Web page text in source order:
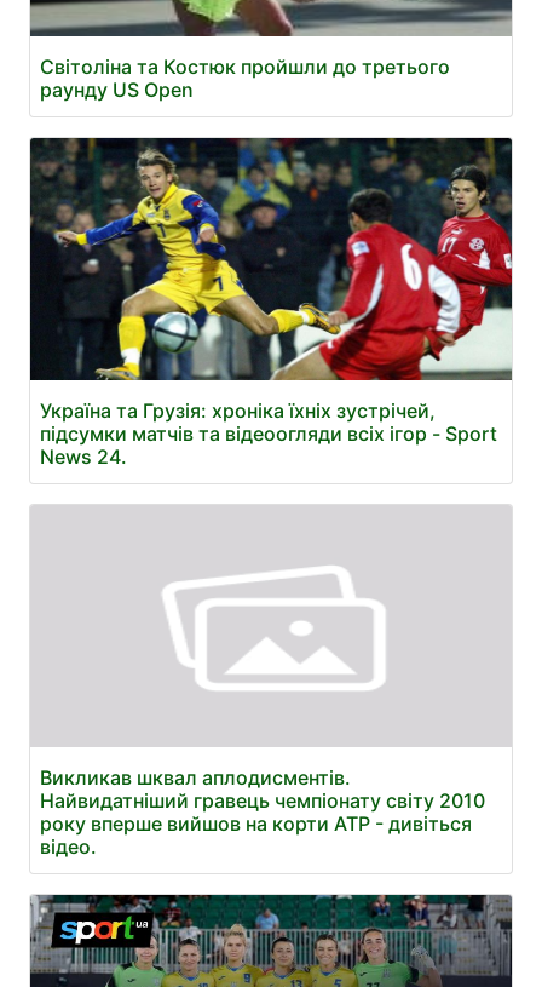
Світоліна та Костюк пройшли до третього
раунду US Open
Україна та Грузія: хроніка їхніх зустрічей,
підсумки матчів та відеоогляди всіх ігор - Sport
News 24.
Викликав шквал аплодисментів.
Найвидатніший гравець чемпіонату світу 2010
року вперше вийшов на корти ATP - дивіться
відео.